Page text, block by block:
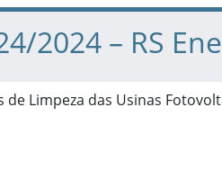
2024 – RS
Limpeza das Usinas